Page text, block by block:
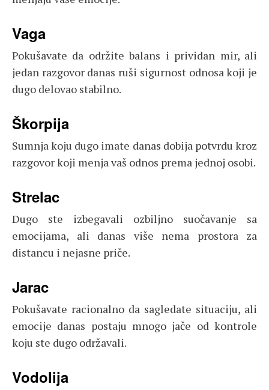
Vaga
Pokušavate da održite balans i prividan mir, ali
jedan razgovor danas ruši sigurnost odnosa koji je
dugo delovao stabilno.
Škorpija
Sumnja koju dugo imate danas dobija potvrdu kroz
razgovor koji menja vaš odnos prema jednoj osobi.
Strelac
Dugo ste izbegavali ozbiljno suočavanje sa
emocijama, ali danas više nema prostora za
distancu i nejasne priče.
Jarac
Pokušavate racionalno da sagledate situaciju, ali
emocije danas postaju mnogo jače od kontrole
koju ste dugo održavali.
Vodolija